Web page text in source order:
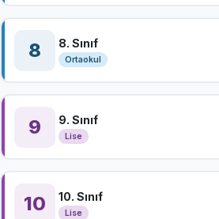
8 8. Sınıf
Ortaokul
9 9. Sınıf
Lise
10 10. Sınıf
Lise